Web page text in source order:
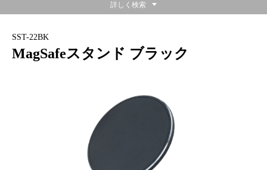
SST-22BK
MagSafeスタンド ブラック
マグネットでピタッとホールド
詳しく検索